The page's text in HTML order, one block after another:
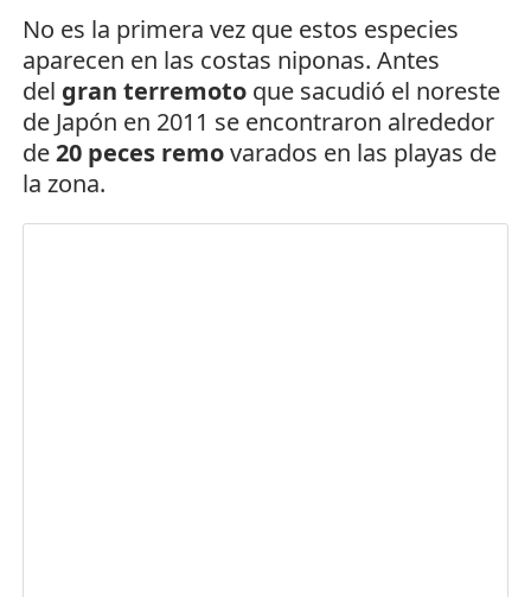
No es la primera vez que estos especies
aparecen en las costas niponas. Antes
del gran terremoto que sacudió el noreste
de Japón en 2011 se encontraron alrededor
de20 peces removarados en las playas de
la zona.